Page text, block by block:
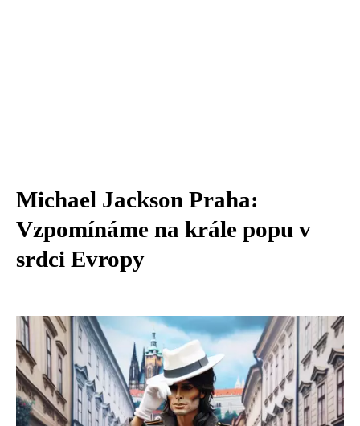
Michael Jackson Praha:
Vzpomínáme na krále popu v
srdci Evropy